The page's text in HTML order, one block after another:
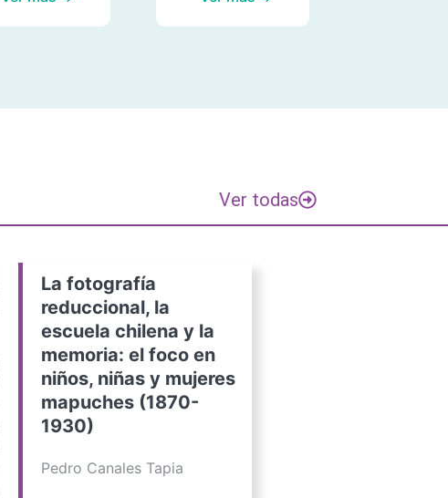
Ver todas
La fotografía
reduccional, la
escuela chilena y la
memoria: el foco en
niños, niñas y mujeres
mapuches (1870-
1930)
Pedro Canales Tapia